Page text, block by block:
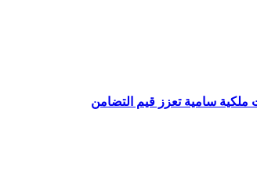
ملكية سامية تعزز قيم التضامن